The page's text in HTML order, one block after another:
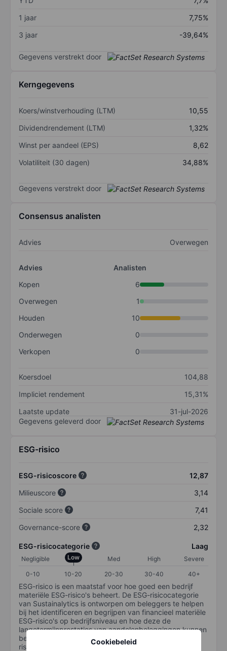
Cookiebeleid
1 jaar
7,75%
3 jaar
-39,64%
Gegevens verstrekt door
Kerngegevens
Koers/winstverhouding (LTM)
10,55
Dividendrendement (LTM)
1,32%
Winst per aandeel (EPS)
8,62
Volatiliteit (30 dagen)
34,88%
Gegevens verstrekt door
Consensus analisten
Advies Overwegen
Advies
Analisten
Kopen
6
Overwegen
1
Houden
10
Onderwegen
0
Verkopen
0
Koersdoel
104,88
Impliciet rendement
15,31%
Laatste update
31-jul-2026
Gegevens geleverd door
ESG-risico
ESG-risicoscore
12,87
Milieuscore
3,14
Sociale score
7,41
Governance-score
2,32
ESG-risicocategorie Laag
Negligible Low Med High
Severe
0-10
10-20 20-30 30-40 40+
ESG-risico is een maatstaf voor hoe goed een bedrijf
materiële ESG-risico's beheert. De ESG-risicocategorie
van Sustainalytics is ontworpen om beleggers te helpen
bij het identificeren en begrijpen van financieel materiële
ESG-risico's op bedrijfsniveau en hoe deze de
langetermijnprestaties van aandelenbeleggingen kunnen
beïnvloeden. De schaal loopt van 0-100. Hoe lager het
risico, hoe beter (0 staat voor geen risico en 100 voor